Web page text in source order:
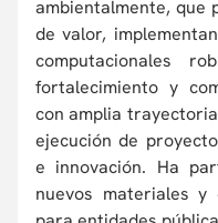
ambientalmente, que
de valor,
computacionales
fortalecimiento y
con amplia
ejecución de
e innovación. Ha
nuevos materiales